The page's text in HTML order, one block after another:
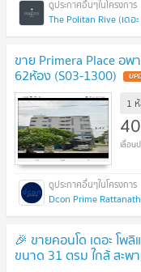
The Politan Rive (เดอ
ขาย Primera Place อ
62ห้อง (S03-1300)
1
Dcon Prime
🎉 ขายคอนโด เดอะ โ
ขนาด 31 ตรม ใกล้ สะพ